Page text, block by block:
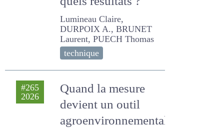
et quels résultats ?
Lumineau Claire, DURPOIX
A., BRUNET Laurent, PUECH
Thomas
technique
#265
Quand la mesure
devient un outil